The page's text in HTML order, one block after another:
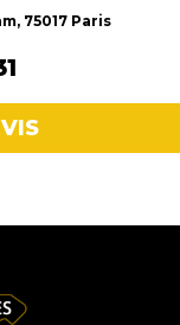
75017 Paris